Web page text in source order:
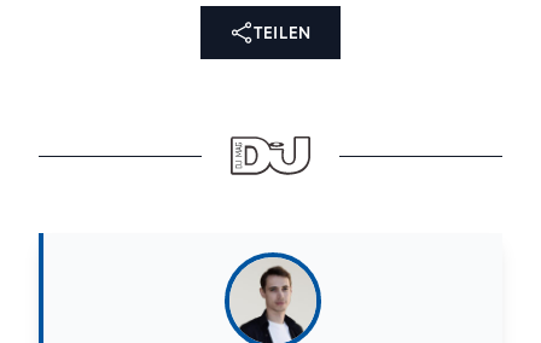
TEILEN